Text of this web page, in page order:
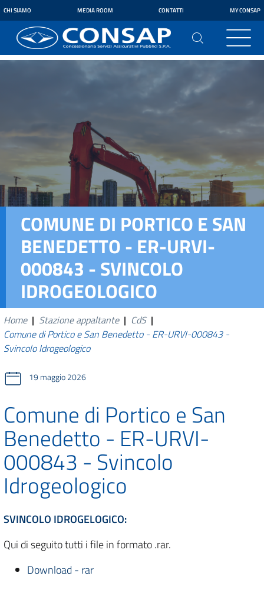
CHI SIAMO MEDIA ROOM CONTATTI MY CONSAP
COMUNE DI PORTICO E SAN
BENEDETTO - ER-URVI-
000843 - SVINCOLO
IDROGEOLOGICO
Home | Stazione appaltante | CdS |
Comune di Portico e San Benedetto - ER-URVI-000843 -
Svincolo Idrogeologico
19 maggio 2026
Comune di Portico e San
Benedetto - ER-URVI-
000843 - Svincolo
Idrogeologico
SVINCOLO IDROGELOGICO:
Qui di seguito tutti i file in formato .rar.
Download - rar